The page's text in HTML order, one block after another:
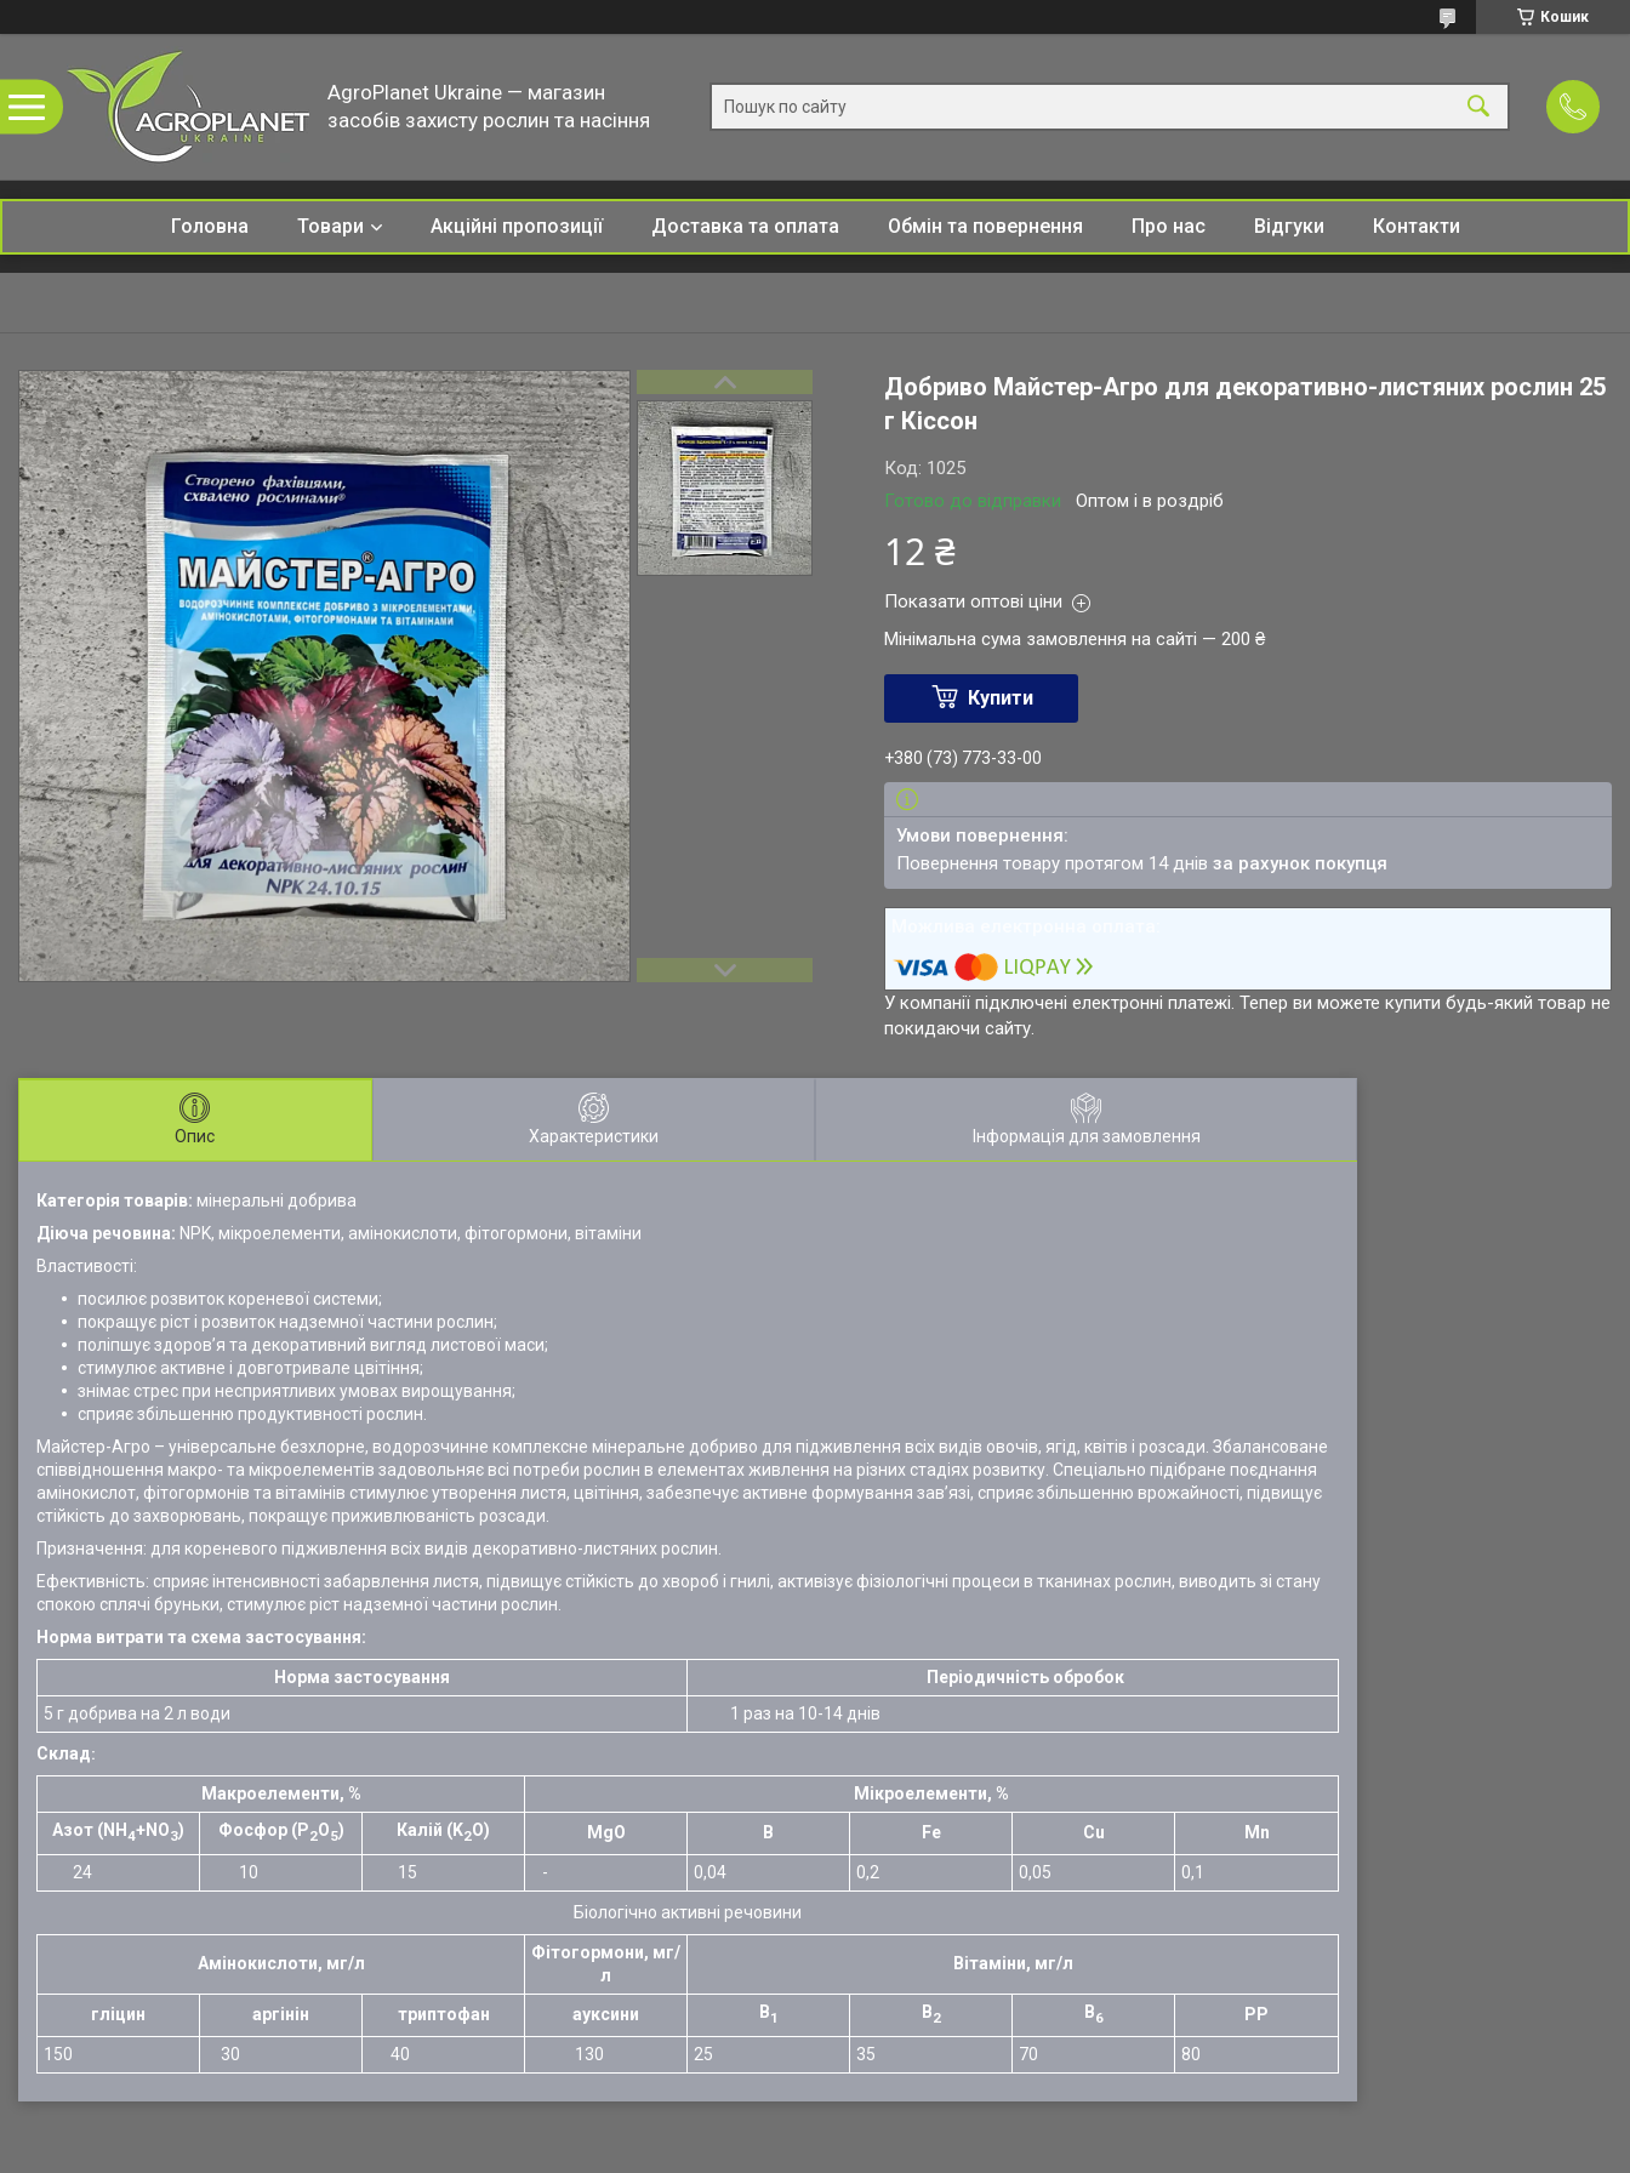
Кошик
AgroPlanet Ukraine — магазин
засобів захисту рослин та насіння
Головна Товари Акційні пропозиції Доставка та оплата Обмін та повернення Про нас Відгуки Контакти
Добриво Майстер-Агро для декоративно-листяних рослин 25
г Кіссон
Готово до відправки Оптом і в роздріб
Код: 1025
12 ₴
Показати оптові ціни
Мінімальна сума замовлення на сайті — 200 ₴
Купити
+380 (73) 773-33-00
повернення товару протягом 14 днівза рахунок покупця
У компанії підключені електронні платежі. Тепер ви можете купити будь-який товар не
покидаючи сайту.
Опис Характеристики Інформація для замовлення
Категорія товарів: мінеральні добрива
Діюча речовина: NPK, мікроелементи, амінокислоти, фітогормони, вітаміни
Властивості:
посилює розвиток кореневої системи;
покращує ріст і розвиток надземної частини рослин;
поліпшує здоров’я та декоративний вигляд листової маси;
стимулює активне і довготривале цвітіння;
знімає стрес при несприятливих умовах вирощування;
сприяє збільшенню продуктивності рослин.
Майстер-Агро – універсальне безхлорне, водорозчинне комплексне мінеральне добриво для підживлення всіх видів овочів, ягід, квітів і розсади. Збалансоване
співвідношення макро- та мікроелементів задовольняє всі потреби рослин в елементах живлення на різних стадіях розвитку. Спеціально підібране поєднання
амінокислот, фітогормонів та вітамінів стимулює утворення листя, цвітіння, забезпечує активне формування зав’язі, сприяє збільшенню врожайності, підвищує
стійкість до захворювань, покращує приживлюваність розсади.
Призначення: для кореневого підживлення всіх видів декоративно-листяних рослин.
Ефективність: сприяє інтенсивності забарвлення листя, підвищує стійкість до хвороб і гнилі, активізує фізіологічні процеси в тканинах рослин, виводить зі стану
спокою сплячі бруньки, стимулює ріст надземної частини рослин.
Норма витрати та схема застосування:
Норма застосування
Періодичність обробок
5 г добрива на 2 л води
1 раз на 10-14 днів
Склад:
Макроелементи, %
Мікроелементи, %
Азот (NH 4+NO3) Фосфор (P2O5) Калій (K2O) MgO B Fe Cu Mn
24 10 15 - 0,04 0,2 0,05 0,1
Біологічно активні речовини
Амінокислоти, мг/л
Фітогормони, мг/
л
Вітаміни, мг/л
гліцин аргінін триптофан ауксини В1 В2 В6 РР
150 30 40 130 25 35 70 80